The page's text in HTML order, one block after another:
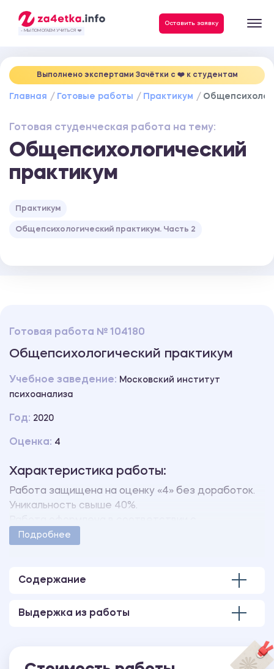
- МЫ ПОМОГАЕМ УЧИТЬСЯ ❤️
Оставить заявку
Выполнено экспертами Зачётки c ❤️ к студентам
Главная Готовые работы Практикум
Готовая студенческая работа на тему:
Общепсихологический
практикум
Практикум
Общепсихологический практикум. Часть 2
Готовая работа № 104180
Общепсихологический практикум
Учебное заведение: Московский институт
психоанализа
Год: 2020
Оценка: 4
Характеристика работы:
Работа защищена на оценку «4» без доработок.
Уникальность свыше 40%.
методическими указаниями учебного заведения.
Подробнее
Содержание
Выдержка из работы